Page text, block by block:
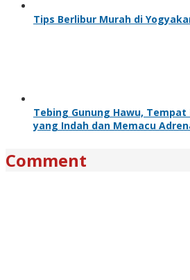
Tips Berlibur Murah di
Tebing Gunung Hawu, Tempat
yang Indah dan Memacu
Comment